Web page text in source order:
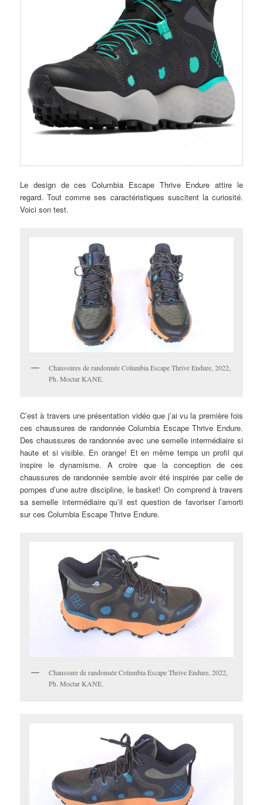
Le design de ces Columbia Escape Thrive Endure attire le
regard. Tout comme ses caractéristiques suscitent la curiosité.
Voici son test.
Chaussures de randonnée Columbia Escape Thrive Endure, 2022,
Ph. Moctar KANE.
C’est à travers une présentation vidéo que j’ai vu la première fois
ces chaussures de randonnée Columbia Escape Thrive Endure.
Des chaussures de randonnée avec une semelle intermédiaire si
haute et si visible. En orange! Et en même temps un profil qui
inspire le dynamisme. A croire que la conception de ces
chaussures de randonnée semble avoir été inspirée par celle de
pompes d’une autre discipline, le basket! On comprend à travers
sa semelle intermédiaire qu’il est question de favoriser l’amorti
sur ces Columbia Escape Thrive Endure.
Chaussure de randonnée Columbia Escape Thrive Endure, 2022,
Ph. Moctar KANE.